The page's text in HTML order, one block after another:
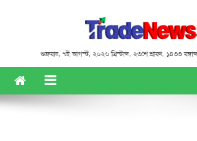
শুক্রবার, ৭ই আগস্ট, ২০২৬ খ্রিস্টাব্দ, ২৩শে শ্রাবণ, ১৪৩৩ বঙ্গাব্দ